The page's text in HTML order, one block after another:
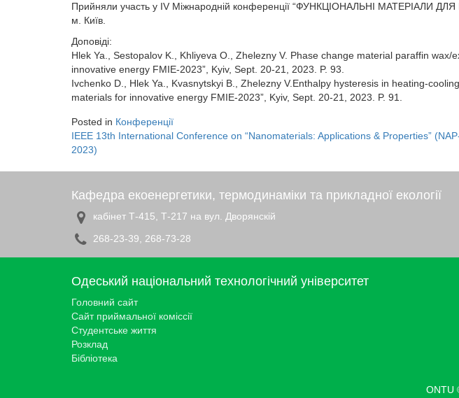
Прийняли участь у IV Міжнародній конференції “ФУНКЦІОНАЛЬНІ МАТЕРІАЛИ
м. Київ.
Доповіді:
Hlek Ya., Sestopalov K., Khliyeva O., Zhelezny V. Phase change material paraffin
innovative energy FMIE-2023”, Kyiv, Sept. 20-21, 2023. P. 93.
Ivchenko D., Hlek Ya., Kvasnytskyi B., Zhelezny V.Enthalpy hysteresis in heating-
materials for innovative energy FMIE-2023”, Kyiv, Sept. 20-21, 2023. P. 91.
Posted in Конференції
Навігація
записів
IEEE 13th International Conference on “Nanomaterials: Applications & Properties”
2023)
Кафедра екоенергетики, термодинаміки та прикладної екології
кабінет Т-415, Т-217 на вул. Дворянскій
268-23-39, 268-73-28
Одеський національний технологічний університет
Головний сайт
Сайт приймальної коміссії
Студентське життя
Розклад
Бібліотека
ONTU